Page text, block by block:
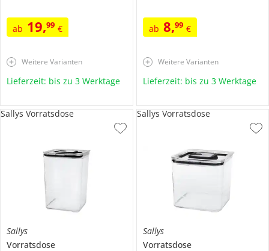
ab 19,99 €
Weitere Varianten
Lieferzeit: bis zu 3 Werktage
ab 8,99 €
Weitere Varianten
Lieferzeit: bis zu 3 Werktage
Sallys
Vorratsdose
Sallys Vorratsdose
Sallys
Vorratsdose
Sallys Vorratsdose